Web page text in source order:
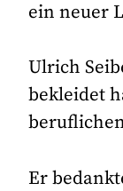
ein neuer
Ulrich
bekleidet
Er